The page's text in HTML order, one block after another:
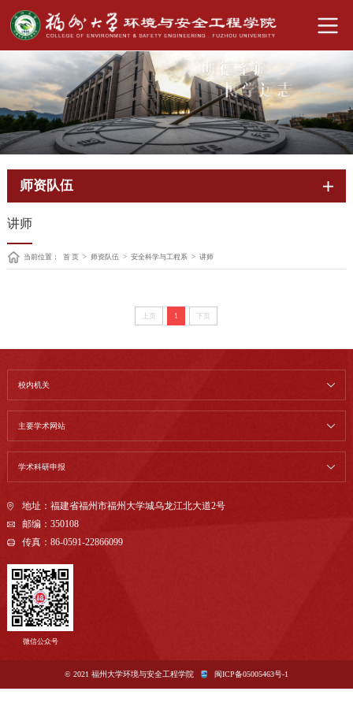
师资队伍
讲师
当前位置： 首 页 > 师资队伍 > 安全科学与工程系 > 讲师
上页 1 下页
校内机关
主要学术网站
学术科研申报
地址：福建省福州市福州大学城乌龙江北大道2号
邮编：350108
传真：86-0591-22866099
微信公众号
© 2021 福州大学环境与安全工程学院 闽ICP备05005463号-1